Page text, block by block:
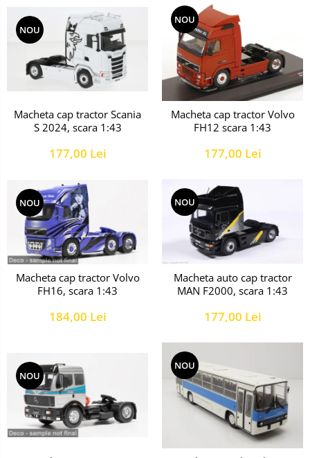
NOU
Macheta cap tractor Scania
S 2024, scara 1:43
177,00 Lei
NOU
Macheta cap tractor Volvo
FH12 scara 1:43
177,00 Lei
NOU
Macheta cap tractor Volvo
FH16, scara 1:43
184,00 Lei
NOU
Macheta auto cap tractor
MAN F2000, scara 1:43
177,00 Lei
NOU
NOU